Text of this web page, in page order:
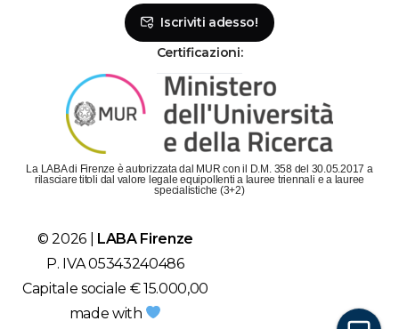
Iscriviti adesso!
Certificazioni:
La LABA di Firenze è autorizzata dal MUR con il D.M. 358 del 30.05.2017 a
rilasciare titoli dal valore legale equipollenti a lauree triennali e a lauree
specialistiche (3+2)
© 2026 | LABA Firenze
P. IVA 05343240486
Capitale sociale € 15.000,00
made with
Se hai bisogno, chiamaci!
Lunedì - Venerdì: dalle 9 alle 19
Sabato: dalle 9 alle 14
Parla con la segreteria
Contattaci su Whatsapp!
Il metodo più veloce per metterti in contatto con
LABA è scriverci su Whatsapp!